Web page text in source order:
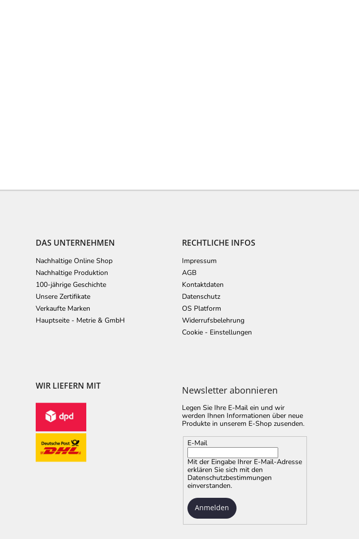
DAS UNTERNEHMEN
Nachhaltige Online Shop
Nachhaltige Produktion
100-jährige Geschichte
Unsere Zertifikate
Verkaufte Marken
Hauptseite - Metrie & GmbH
RECHTLICHE INFOS
Impressum
AGB
Kontaktdaten
Datenschutz
OS Platform
Widerrufsbelehrung
Cookie - Einstellungen
WIR LIEFERN MIT Newsletter abonnieren
Legen Sie Ihre E-Mail ein und wir
werden Ihnen Informationen über neue
Produkte in unserem E-Shop zusenden.
E-Mail
Mit der Eingabe Ihrer E-Mail-Adresse
erklären Sie sich mitden
Datenschutzbestimmungen
einverstanden.
Anmelden